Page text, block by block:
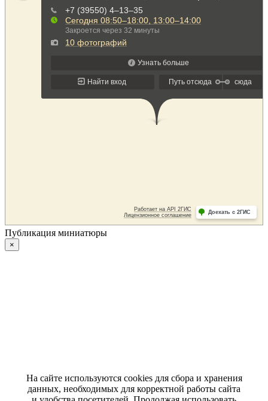
Публикация миниатюры
×
На сайте используются cookies для сбора и хранения
данных, необходимых для корректной работы сайта